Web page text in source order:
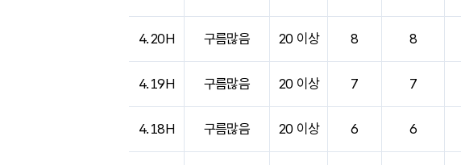
4.20H 구름많음 20 이상 8 8
4.19H 구름많음 20 이상 7 7
4.18H 구름많음 20 이상 6 6